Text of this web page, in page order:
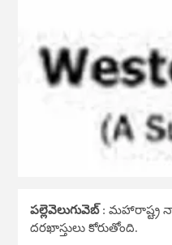
పల్లెవెలుగువెబ్ : మహారాష్ట్ర
దరఖాస్తులు కోరుతోంది.